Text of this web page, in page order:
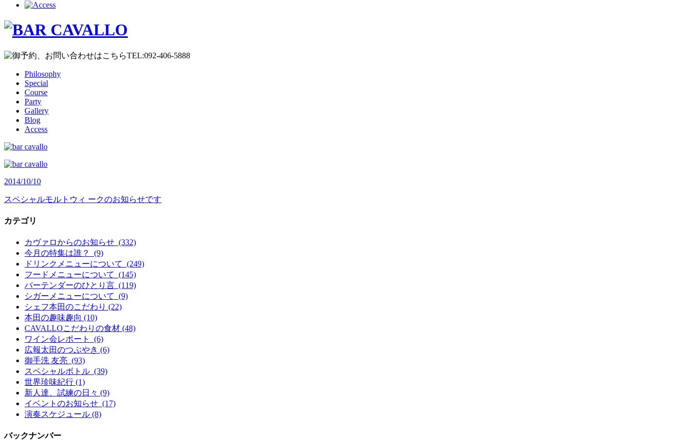
Philosophy
Special
Course
Party
Gallery
Blog
Access
2014/10/10
スペシャルモルトウィ ークのお知らせです
カテゴリ
カヴァロからのお知らせ (332)
今月の特集は誰？ (9)
ドリンクメニューについて (249)
フードメニューについて (145)
バーテンダーのひとり言 (119)
シガーメニューについて (9)
シェフ本田のこだわり (22)
本田の趣味趣向 (10)
CAVALLOこだわりの食材 (48)
ワイン会レポート (6)
広報太田のつぶやき (6)
御手洗 友亮 (93)
スペシャルボトル (39)
世界珍味紀行 (1)
新人達、試練の日々 (9)
イベントのお知らせ (17)
演奏スケジュール (8)
バックナンバー